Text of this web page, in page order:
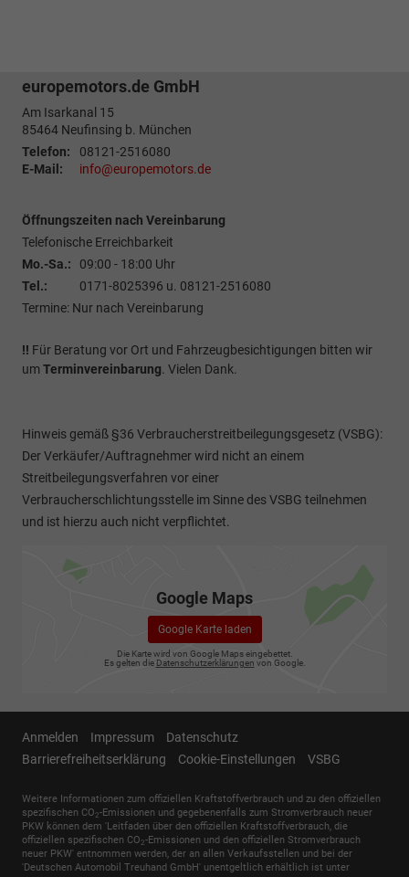
europemotors.de GmbH
Am Isarkanal 15
85464 Neufinsing b. München
Telefon:
08121-2516080
E-Mail:
info@europemotors.de
Öffnungszeiten nach Vereinbarung
Telefonische Erreichbarkeit
Mo.-Sa.:
09:00 - 18:00 Uhr
Tel.:
0171-8025396 u. 08121-2516080
Termine: Nur nach Vereinbarung
!! Für Beratung vor Ort und Fahrzeugbesichtigungen bitten wir
umTerminvereinbarung. Vielen Dank.
Hinweis gemäß §36 Verbraucherstreitbeilegungsgesetz (VSBG):
Der Verkäufer/Auftragnehmer wird nicht an einem
Streitbeilegungsverfahren vor einer
Verbraucherschlichtungsstelle im Sinne des VSBG teilnehmen
und ist hierzu auch nicht verpflichtet.
Google Maps
Google Karte laden
Die Karte wird von Google Maps eingebettet.
Es gelten die Datenschutzerklärungen von Google.
Anmelden Impressum
Datenschutz
Barrierefreiheitserklärung
Cookie-Einstellungen VSBG
Weitere Informationen zum offiziellen Kraftstoffverbrauch und zu den offiziellen
spezifischen CO2-Emissionen und gegebenenfalls zum Stromverbrauch neuer
PKW können dem 'Leitfaden über den offiziellen Kraftstoffverbrauch, die
offiziellen spezifischen CO2-Emissionen und den offiziellen Stromverbrauch
neuer PKW' entnommen werden, der an allen Verkaufsstellen und bei der
'Deutschen Automobil Treuhand GmbH' unentgeltlich erhältlich ist unter